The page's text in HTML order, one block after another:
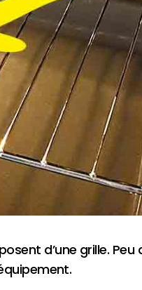
d’une grille. Peu